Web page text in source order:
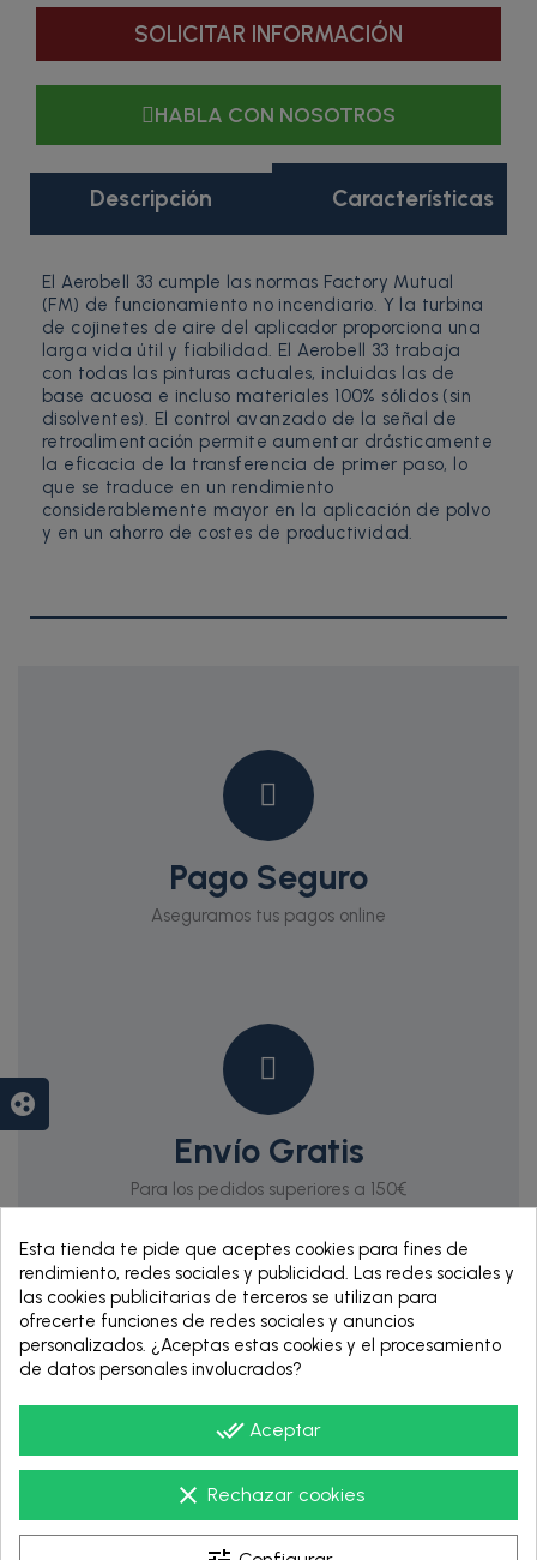
SOLICITAR INFORMACIÓN
HABLA CON NOSOTROS
Descripción Características
El Aerobell 33 cumple las normas Factory Mutual
(FM) de funcionamiento no incendiario. Y la turbina
de cojinetes de aire del aplicador proporciona una
larga vida útil y fiabilidad. El Aerobell 33 trabaja
con todas las pinturas actuales, incluidas las de
base acuosa e incluso materiales 100% sólidos (sin
disolventes). El control avanzado de la señal de
retroalimentación permite aumentar drásticamente
la eficacia de la transferencia de primer paso, lo
que se traduce en un rendimiento
considerablemente mayor en la aplicación de polvo
y en un ahorro de costes de productividad.
Pago Seguro
Aseguramos tus pagos online
Envío Gratis
Para los pedidos superiores a 150€
RENTING DE 12
HASTA 60 MESES
Esta tienda te pide que aceptes cookies para fines de
rendimiento, redes sociales y publicidad. Las redes sociales y
las cookies publicitarias de terceros se utilizan para
ofrecerte funciones de redes sociales y anuncios
personalizados. ¿Aceptas estas cookies y el procesamiento
de datos personales involucrados?
done_all Aceptar
clear Rechazar cookies
group_work